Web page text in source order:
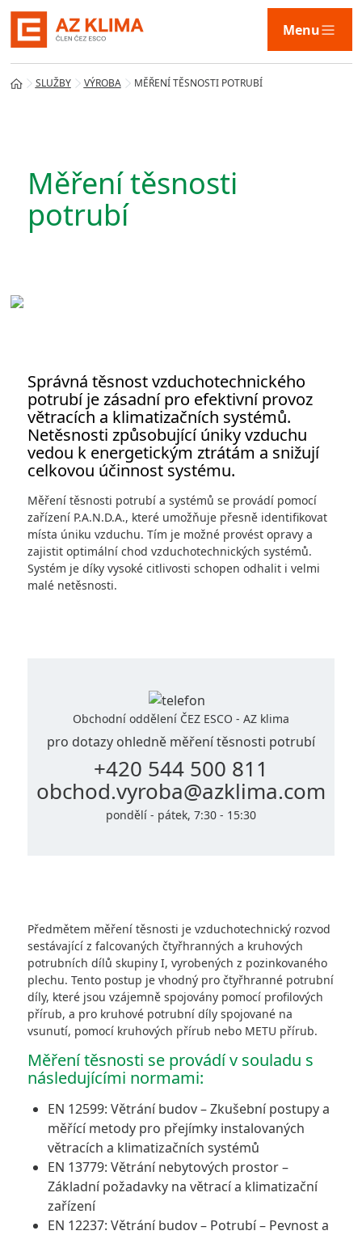
Menu
Technologie
Kontakty
Retrofit VZT
AEROSEAL
E-SHOP
Všechna práva vyhrazena
SLUŽBY VÝROBA MĚŘENÍ TĚSNOSTI POTRUBÍ
Měření těsnosti
potrubí
Správná těsnost vzduchotechnického
potrubí je zásadní pro efektivní provoz
větracích a klimatizačních systémů.
Netěsnosti způsobující úniky vzduchu
vedou k energetickým ztrátám a snižují
celkovou účinnost systému.
Měření těsnosti potrubí a systémů se provádí pomocí
zařízení P.A.N.D.A., které umožňuje přesně identifikovat
místa úniku vzduchu. Tím je možné provést opravy a
zajistit optimální chod vzduchotechnických systémů.
Systém je díky vysoké citlivosti schopen odhalit i velmi
malé netěsnosti.
Obchodní oddělení ČEZ ESCO - AZ klima
pro dotazy ohledně měření těsnosti potrubí
+420 544 500 811
obchod.vyroba@azklima.com
pondělí - pátek, 7:30 - 15:30
Předmětem měření těsnosti je vzduchotechnický rozvod
sestávající z falcovaných čtyřhranných a kruhových
potrubních dílů skupiny I, vyrobených z pozinkovaného
plechu. Tento postup je vhodný pro čtyřhranné potrubní
díly, které jsou vzájemně spojovány pomocí profilových
přírub, a pro kruhové potrubní díly spojované na
vsunutí, pomocí kruhových přírub nebo METU přírub.
Měření těsnosti se provádí v souladu s
následujícími normami:
EN 12599: Větrání budov – Zkušební postupy a
měřící metody pro přejímky instalovaných
větracích a klimatizačních systémů
EN 13779: Větrání nebytových prostor –
Základní požadavky na větrací a klimatizační
zařízení
EN 12237: Větrání budov – Potrubí – Pevnost a